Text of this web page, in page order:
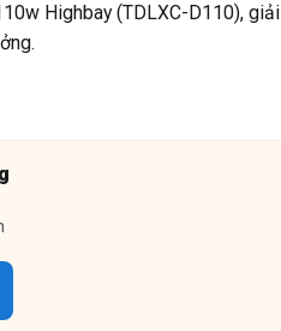
Highbay (TDLXC-D110), giải